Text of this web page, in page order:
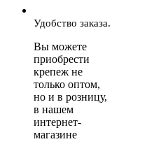
Удобство заказа.
Вы можете
приобрести
крепеж не
только оптом,
но и в розницу,
в нашем
интернет-
магазине